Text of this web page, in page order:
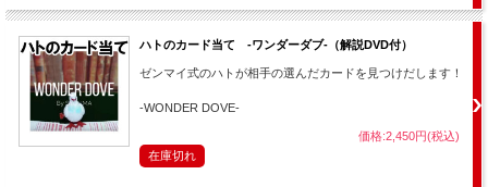
ハトのカード当て -ワンダーダブ-（解説DVD付）
ゼンマイ式のハトが相手の選んだカードを見つけだします！
-WONDER DOVE-
価格:2,450円(税込)
在庫切れ